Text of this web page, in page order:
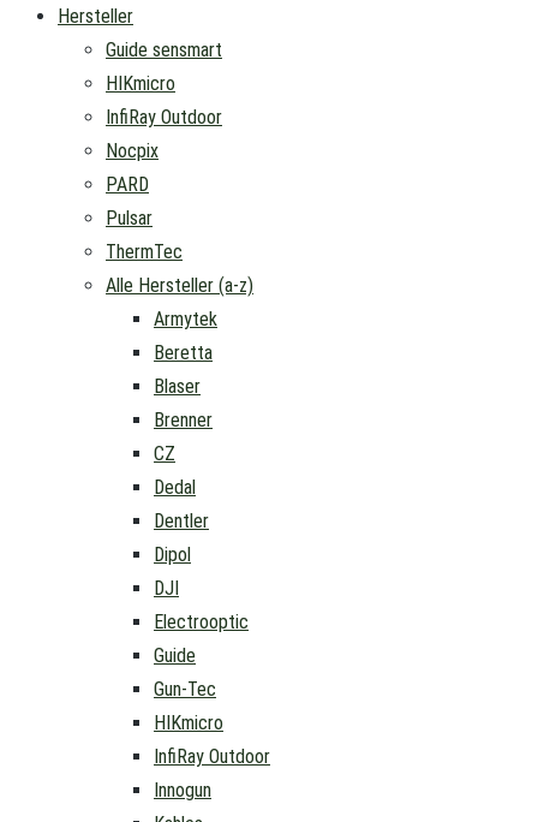
Hersteller
Guide sensmart
HIKmicro
InfiRay Outdoor
Nocpix
PARD
Pulsar
ThermTec
Alle Hersteller (a-z)
Armytek
Beretta
Blaser
Brenner
CZ
Dedal
Dentler
Dipol
DJI
Electrooptic
Guide
Gun-Tec
HIKmicro
InfiRay Outdoor
Innogun